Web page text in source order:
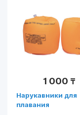
1 000 ₸
Нарукавники для
плавания